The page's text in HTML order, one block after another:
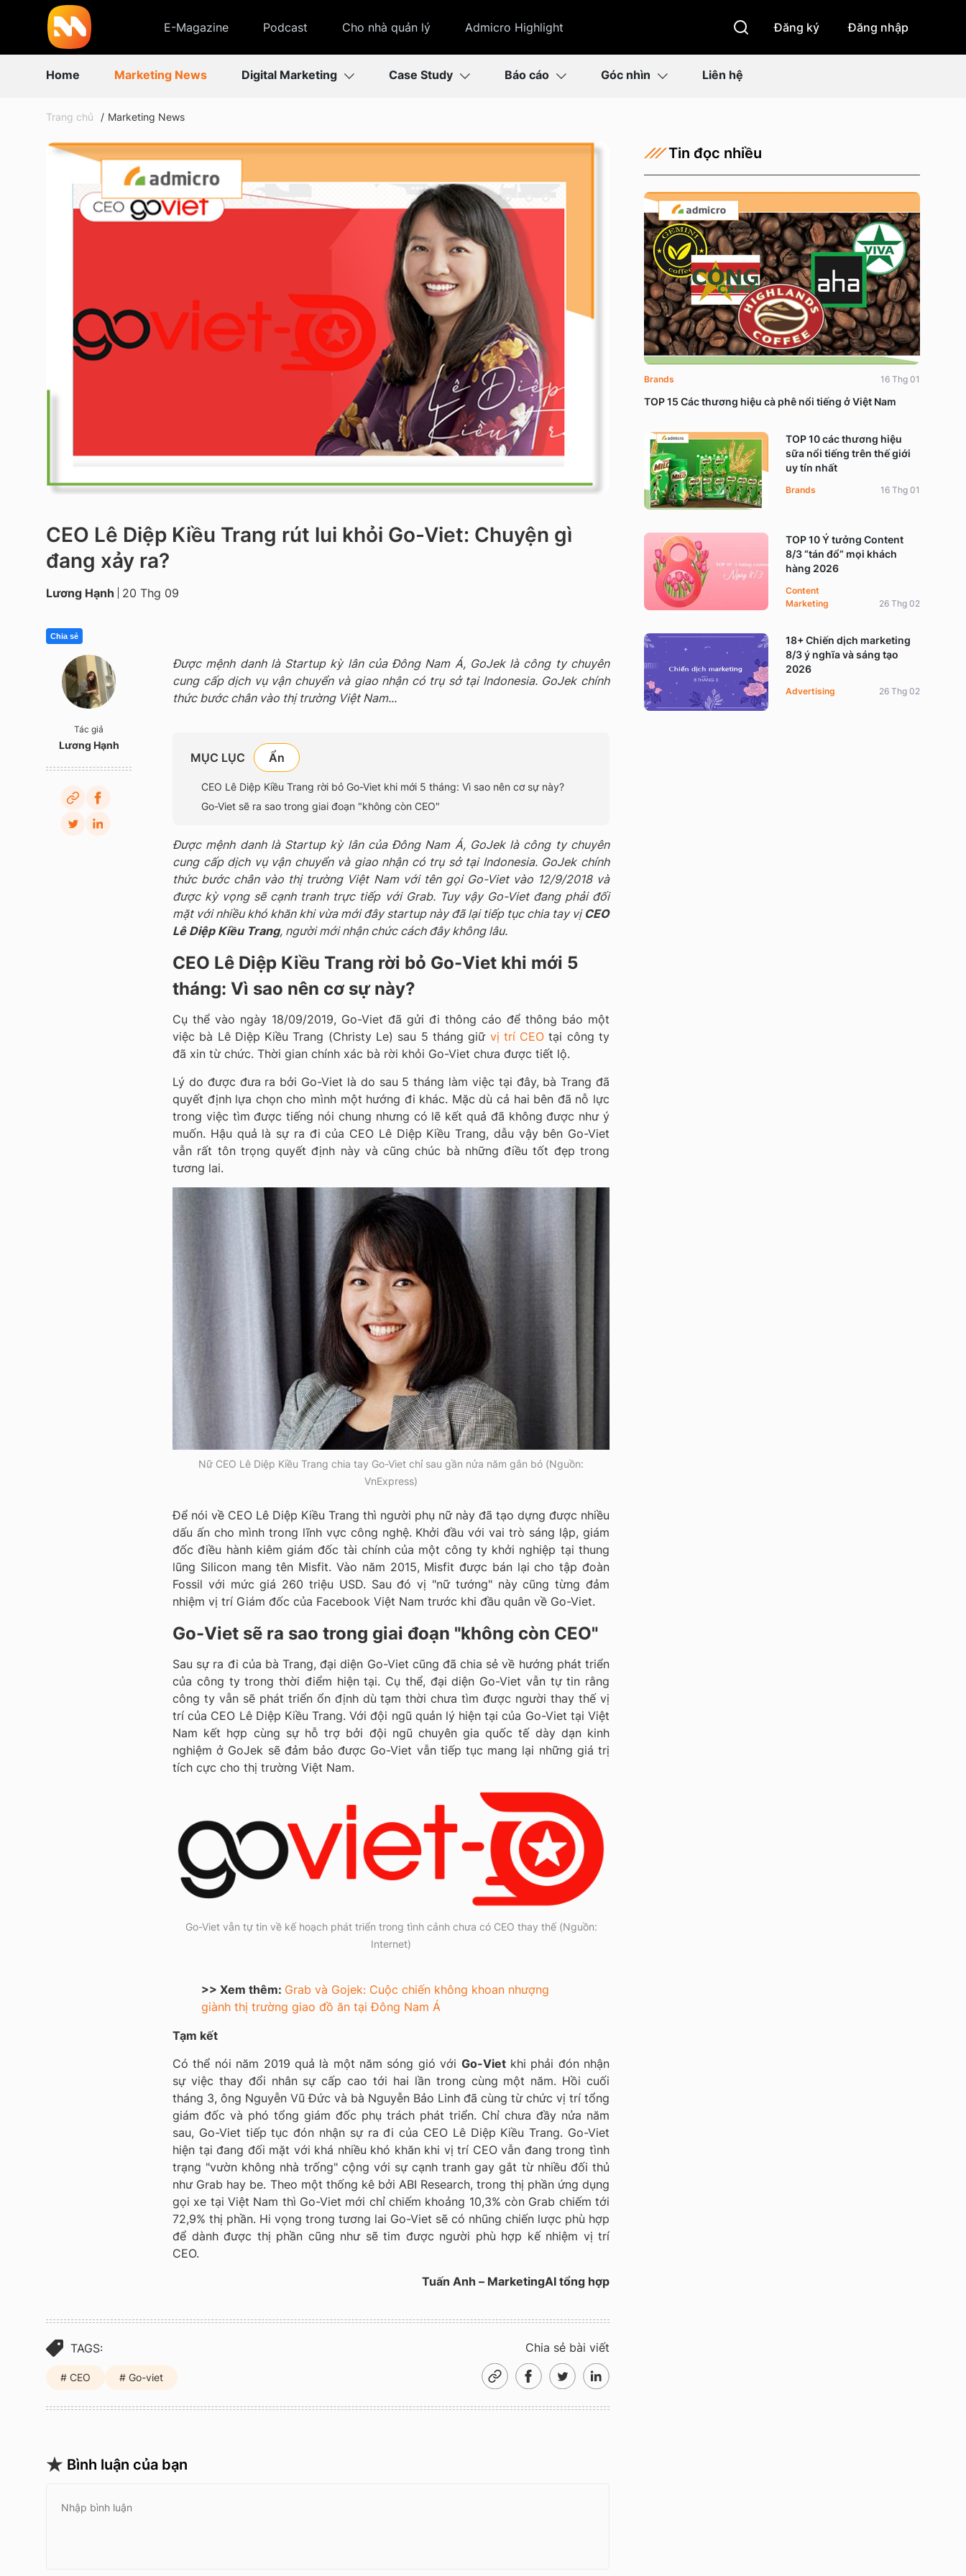
E-Magazine Podcast Cho nhà quản lý Admicro Highlight Đăng ký Đăng nhập
Home Marketing News Digital Marketing Case Study Báo cáo Góc nhìn Liên hệ
Trang chủ Marketing News
CEO Lê Diệp Kiều Trang rút lui khỏi Go-Viet: Chuyện gì
đang xảy ra?
Lương Hạnh 20 Thg 09
Chia sẻ
Tác giả
Lương Hạnh
Được mệnh danh là Startup kỳ lân của Đông Nam Á, GoJek là công ty chuyên
cung cấp dịch vụ vận chuyển và giao nhận có trụ sở tại Indonesia. GoJek chính
thức bước chân vào thị trường Việt Nam...
MỤC LỤC
CEO Lê Diệp Kiều Trang rời bỏ Go-Viet khi mới 5 tháng: Vì sao nên cơ sự này?
Go-Viet sẽ ra sao trong giai đoạn "không còn CEO"
Được mệnh danh là Startup kỳ lân của Đông Nam Á, GoJek là công ty chuyên
cung cấp dịch vụ vận chuyển và giao nhận có trụ sở tại Indonesia. GoJek chính
thức bước chân vào thị trường Việt Nam với tên gọi Go-Viet vào 12/9/2018 và
được kỳ vọng sẽ cạnh tranh trực tiếp với Grab. Tuy vậy Go-Viet đang phải đối
mặt với nhiều khó khăn khi vừa mới đây startup này đã lại tiếp tục chia tay vị CEO
Lê Diệp Kiều Trang, người mới nhận chức cách đây không lâu.
CEO Lê Diệp Kiều Trang rời bỏ Go-Viet khi mới 5
tháng: Vì sao nên cơ sự này?
Cụ thể vào ngày 18/09/2019, Go-Viet đã gửi đi thông cáo để thông báo một
việc bà Lê Diệp Kiều Trang (Christy Le) sau 5 tháng giữ vị trí CEO tại công ty
đã xin từ chức. Thời gian chính xác bà rời khỏi Go-Viet chưa được tiết lộ.
Lý do được đưa ra bởi Go-Viet là do sau 5 tháng làm việc tại đây, bà Trang đã
quyết định lựa chọn cho mình một hướng đi khác. Mặc dù cả hai bên đã nỗ lực
trong việc tìm được tiếng nói chung nhưng có lẽ kết quả đã không được như ý
muốn. Hậu quả là sự ra đi của CEO Lê Diệp Kiều Trang, dẫu vậy bên Go-Viet
vẫn rất tôn trọng quyết định này và cũng chúc bà những điều tốt đẹp trong
tương lai.
Nữ CEO Lê Diệp Kiều Trang chia tay Go-Viet chỉ sau gần nửa năm gắn bó (Nguồn:
VnExpress)
Để nói về CEO Lê Diệp Kiều Trang thì người phụ nữ này đã tạo dựng được nhiều
dấu ấn cho mình trong lĩnh vực công nghệ. Khởi đầu với vai trò sáng lập, giám
đốc điều hành kiêm giám đốc tài chính của một công ty khởi nghiệp tại thung
lũng Silicon mang tên Misfit. Vào năm 2015, Misfit được bán lại cho tập đoàn
Fossil với mức giá 260 triệu USD. Sau đó vị "nữ tướng" này cũng từng đảm
nhiệm vị trí Giám đốc của Facebook Việt Nam trước khi đầu quân về Go-Viet.
Go-Viet sẽ ra sao trong giai đoạn "không còn CEO"
Sau sự ra đi của bà Trang, đại diện Go-Viet cũng đã chia sẻ về hướng phát triển
của công ty trong thời điểm hiện tại. Cụ thể, đại diện Go-Viet vẫn tự tin rằng
công ty vẫn sẽ phát triển ổn định dù tạm thời chưa tìm được người thay thế vị
trí của CEO Lê Diệp Kiều Trang. Với đội ngũ quản lý hiện tại của Go-Viet tại Việt
Nam kết hợp cùng sự hỗ trợ bởi đội ngũ chuyên gia quốc tế dày dạn kinh
nghiệm ở GoJek sẽ đảm bảo được Go-Viet vẫn tiếp tục mang lại những giá trị
tích cực cho thị trường Việt Nam.
Go-Viet vẫn tự tin về kế hoạch phát triển trong tình cảnh chưa có CEO thay thế (Nguồn:
Internet)
>> Xem thêm: Grab và Gojek: Cuộc chiến không khoan nhượng
giành thị trường giao đồ ăn tại Đông Nam Á
Tạm kết
Có thể nói năm 2019 quả là một năm sóng gió với Go-Vietkhi phải đón nhận
sự việc thay đổi nhân sự cấp cao tới hai lần trong cùng một năm. Hồi cuối
tháng 3, ông Nguyễn Vũ Đức và bà Nguyễn Bảo Linh đã cùng từ chức vị trí tổng
giám đốc và phó tổng giám đốc phụ trách phát triển. Chỉ chưa đầy nửa năm
sau, Go-Viet tiếp tục đón nhận sự ra đi của CEO Lê Diệp Kiều Trang. Go-Viet
hiện tại đang đối mặt với khá nhiều khó khăn khi vị trí CEO vẫn đang trong tình
trạng "vườn không nhà trống" cộng với sự cạnh tranh gay gắt từ nhiều đối thủ
như Grab hay be. Theo một thống kê bởi ABI Research, trong thị phần ứng dụng
gọi xe tại Việt Nam thì Go-Viet mới chỉ chiếm khoảng 10,3% còn Grab chiếm tới
72,9% thị phần. Hi vọng trong tương lai Go-Viet sẽ có nhũng chiến lược phù hợp
để dành được thị phần cũng như sẽ tim được người phù hợp kế nhiệm vị trí
CEO.
Tuấn Anh – MarketingAI tổng hợp
TAGS:
CEO Go-viet
Chia sẻ bài viết
Bình luận của bạn
Tin đọc nhiều
TOP 15 Các thương hiệu cà phê nổi tiếng ở Việt Nam
Brands 16 Thg 01
TOP 10 các thương hiệu
sữa nổi tiếng trên thế giới
uy tín nhất
Brands 16 Thg 01
TOP 10 Ý tưởng Content
8/3 “tán đổ” mọi khách
hàng 2026
Content
Marketing
26 Thg 02
18+ Chiến dịch marketing
8/3 ý nghĩa và sáng tạo
2026
Advertising 26 Thg 02